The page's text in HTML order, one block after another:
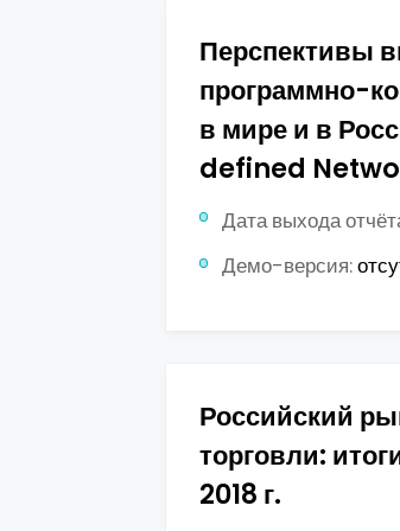
Перспективы
программно-
в мире и в
defined
Дата выхода
Демо-версия:
Российский
торговли:
2018 г.